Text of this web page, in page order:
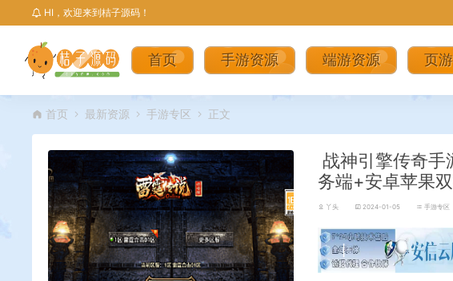
HI，欢迎来到桔子源码！
首页 手游资源 端游资源 页
首页 最新资源 手游专区 正文
战神引擎传奇手
务端+安卓苹果
丫头 2024-01-05 手游专区
丨